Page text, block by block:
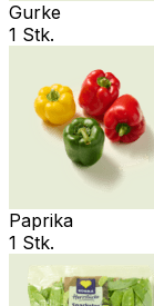
Gurke
1 Stk.
Paprika
1 Stk.